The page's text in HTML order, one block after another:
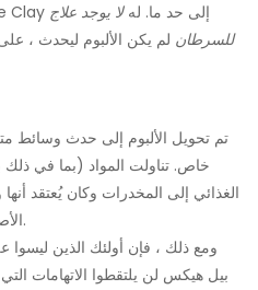
الاحتياطية مع مظهر Andrew Dice Clay إلى حد ما. لهلا يوجد علاج
للسرطان لم يكن الألبوم ليحدث ،
تم تحويل الألبوم إلى حدث وسائط
خاص. تناولت المواد (بما في
الغذائي إلى المخدرات وكان يُعتقد
​​الأصلية التي تم إنتاجها منذ عدة سنوات.
ومع ذلك ، فإن أولئك الذين ليسوا
بيل هيكس لن يلتقطوا الاتهامات